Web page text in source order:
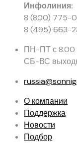
Инфолиния:
8 (800) 775-
8 (495) 663-
ПН-ПТ с 8.00
СБ-ВС
О компании
Поддержка
Новости
Подбор